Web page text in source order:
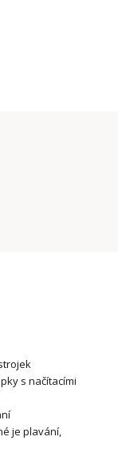
s načítacími
je plavání,